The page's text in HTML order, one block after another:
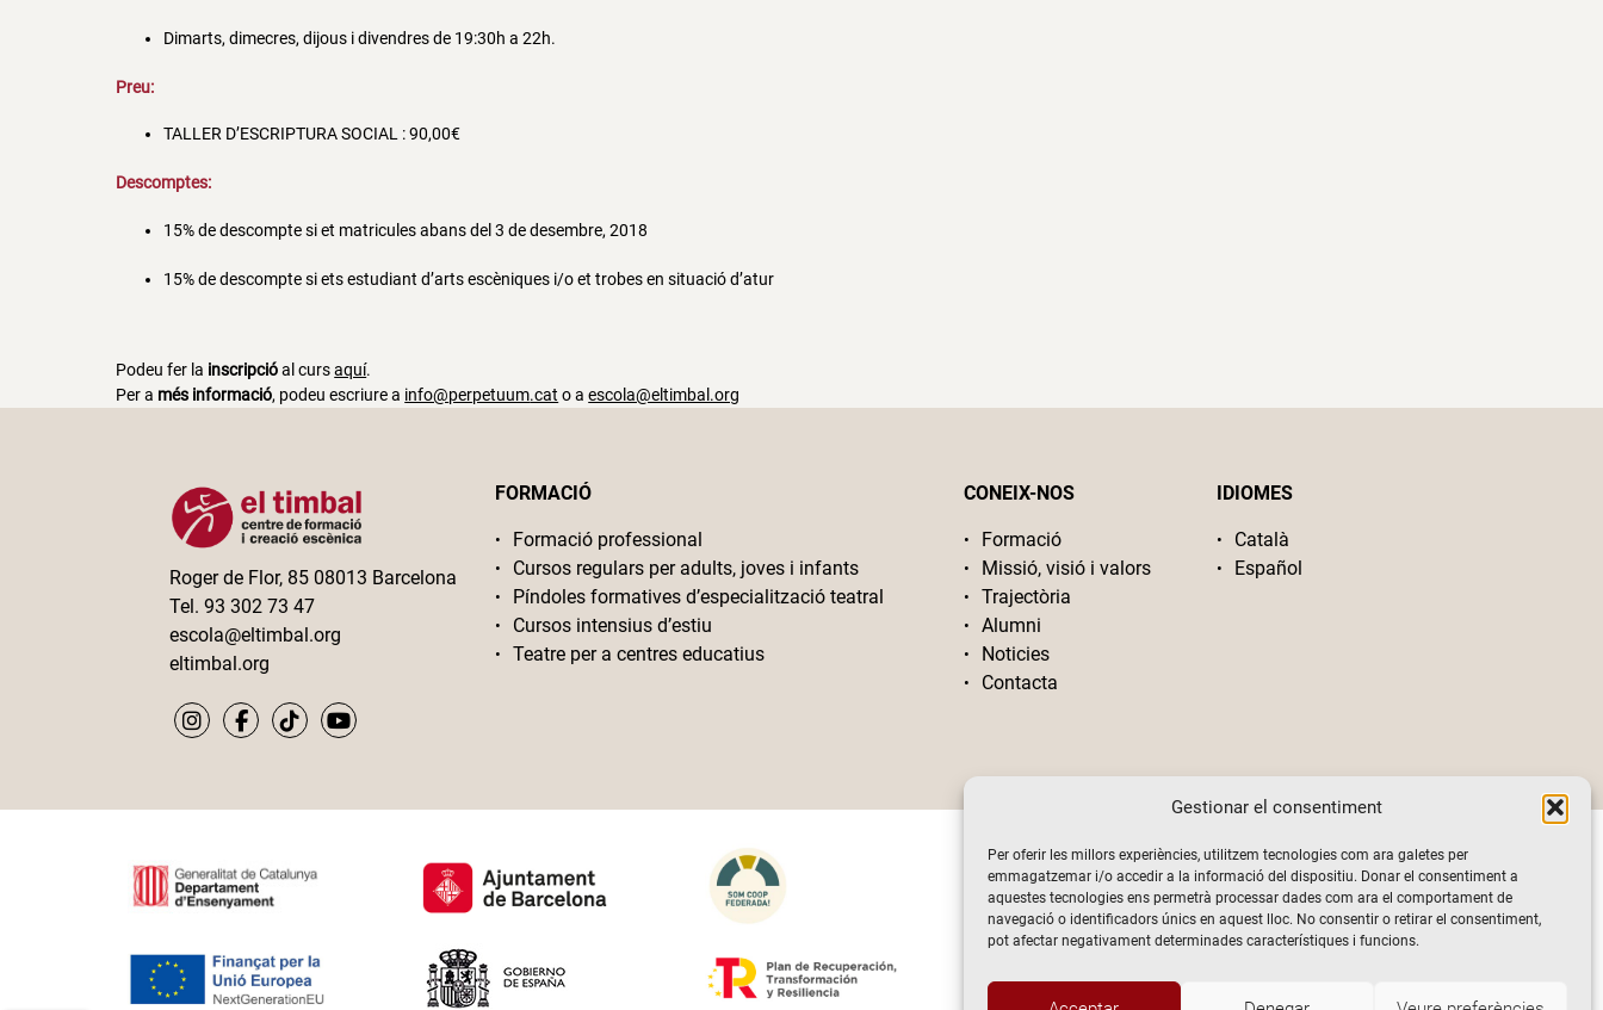
Gestionar el consentiment
Per oferir les millors experiències, utilitzem tecnologies com ara galetes per
emmagatzemar i/o accedir a la informació del dispositiu. Donar el consentiment a
aquestes tecnologies ens permetrà processar dades com ara el comportament de
navegació o identificadors únics en aquest lloc. No consentir o retirar el consentiment,
pot afectar negativament determinades característiques i funcions.
Dimarts, dimecres, dijous i divendres de 19:30h a 22h.
Preu:
TALLER D’ESCRIPTURA SOCIAL : 90,00€
Descomptes:
15% de descompte si et matricules abans del 3 de desembre, 2018
15% de descompte si ets estudiant d’arts escèniques i/o et trobes en situació d’atur
Podeu fer la inscripcióal cursaquí.
Per a més informació, podeu escriure a info@perpetuum.cat o aescola@eltimbal.org
Roger de Flor, 85 08013 Barcelona
Tel. 93 302 73 47
escola@eltimbal.org
eltimbal.org
FORMACIÓ
Formació professional
Cursos regulars per adults, joves i infants
Píndoles formatives d’especialització teatral
Cursos intensius d’estiu
Teatre per a centres educatius
CONEIX-NOS
Formació
Missió, visió i valors
Trajectòria
Alumni
Noticies
Contacta
IDIOMES
Català
Español